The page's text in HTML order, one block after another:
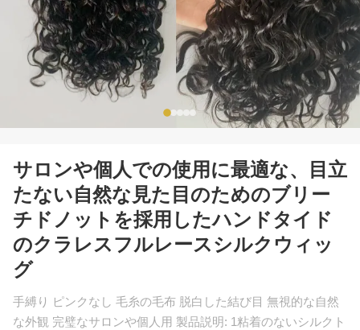
サロンや個人での使用に最適な、目立
たない自然な見た目のためのブリー
チドノットを採用したハンドタイド
のクラレスフルレースシルクウィッ
グ
手縛り ピンクなし 毛糸の毛布 脱白した結び目 無視的な自然
な外観 完璧なサロンや個人用 製品説明: 1粘着のないシルクト